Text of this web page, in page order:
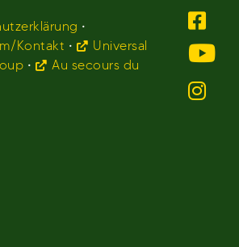
•
Kontakt •
Universal
•
Au secours du